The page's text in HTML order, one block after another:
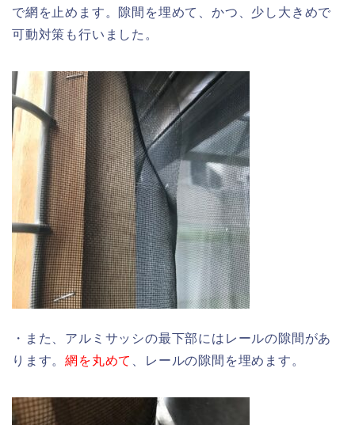
で網を止めます。隙間を埋めて、かつ、少し大きめで
可動対策も行いました。
・また、アルミサッシの最下部にはレールの隙間があ
ります。網を丸めて 、レールの隙間を埋めます。